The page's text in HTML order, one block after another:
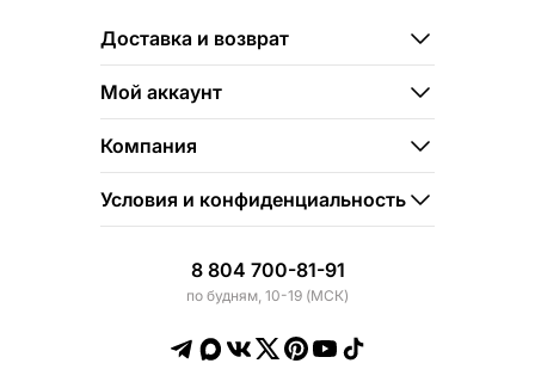
Доставка и возврат
Мой аккаунт
Компания
Условия и конфиденциальность
8 804 700-81-91
по будням, 10-19 (МСК)